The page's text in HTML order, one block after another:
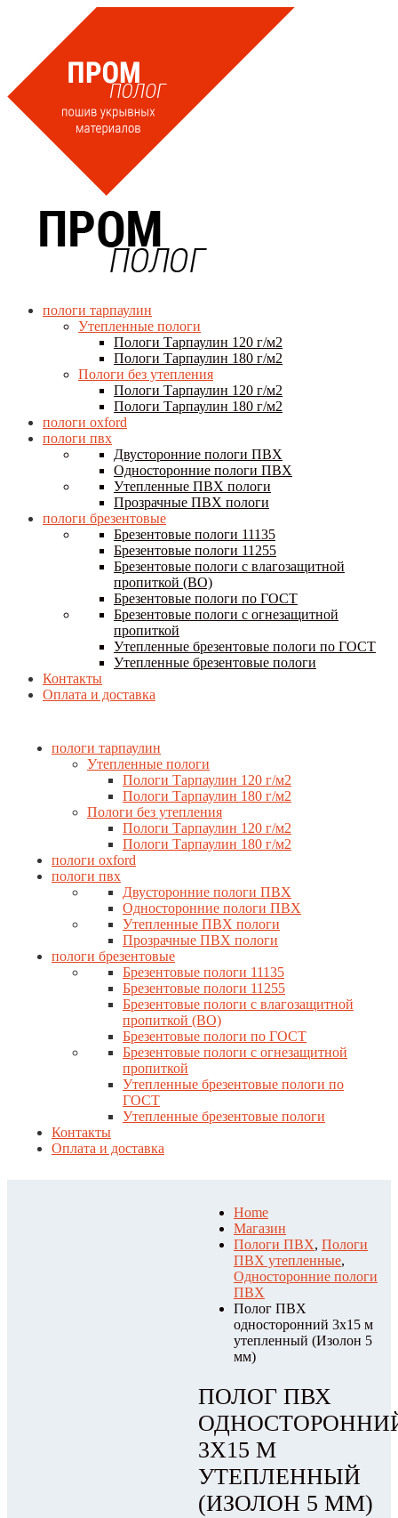
пологи тарпаулин
Утепленные пологи
Пологи Тарпаулин 120 г/м2
Пологи Тарпаулин 180 г/м2
Пологи без утепления
Пологи Тарпаулин 120 г/м2
Пологи Тарпаулин 180 г/м2
пологи oxford
пологи пвх
Двусторонние пологи ПВХ
Односторонние пологи ПВХ
Утепленные ПВХ пологи
Прозрачные ПВХ пологи
пологи брезентовые
Брезентовые пологи 11135
Брезентовые пологи 11255
Брезентовые пологи с влагозащитной
пропиткой (ВО)
Брезентовые пологи по ГОСТ
Брезентовые пологи с огнезащитной
пропиткой
Утепленные брезентовые пологи по ГОСТ
Утепленные брезентовые пологи
Контакты
Оплата и доставка
пологи тарпаулин
Утепленные пологи
Пологи Тарпаулин 120 г/м2
Пологи Тарпаулин 180 г/м2
Пологи без утепления
Пологи Тарпаулин 120 г/м2
Пологи Тарпаулин 180 г/м2
пологи oxford
пологи пвх
Двусторонние пологи ПВХ
Односторонние пологи ПВХ
Утепленные ПВХ пологи
Прозрачные ПВХ пологи
пологи брезентовые
Брезентовые пологи 11135
Брезентовые пологи 11255
Брезентовые пологи с влагозащитной
пропиткой (ВО)
Брезентовые пологи по ГОСТ
Брезентовые пологи с огнезащитной
пропиткой
Утепленные брезентовые пологи по
ГОСТ
Утепленные брезентовые пологи
Контакты
Оплата и доставка
Home
Магазин
Пологи ПВХ, Пологи
ПВХ утепленные,
Односторонние пологи
ПВХ
Полог ПВХ
односторонний 3х15 м
утепленный (Изолон 5
мм)
ПОЛОГ ПВХ
3Х15 М
УТЕПЛЕННЫЙ
(ИЗОЛОН 5 ММ)